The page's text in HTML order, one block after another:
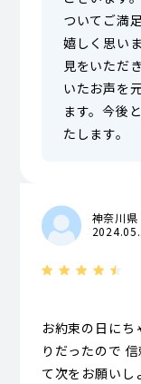
ついてご満
嬉しく思い
見をいただ
いたお声を
ます。今後
たします。
神奈川
お約束の日に
りだったので
て次をお願いし